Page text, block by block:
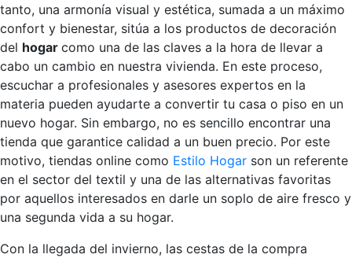
tanto, una armonía visual y estética, sumada a un máximo
confort y bienestar, sitúa a los productos de decoración
del hogar como una de las claves a la hora de llevar a
cabo un cambio en nuestra vivienda. En este proceso,
escuchar a profesionales y asesores expertos en la
materia pueden ayudarte a convertir tu casa o piso en un
nuevo hogar. Sin embargo, no es sencillo encontrar una
tienda que garantice calidad a un buen precio. Por este
motivo, tiendas online como Estilo Hogar son un referente
en el sector del textil y una de las alternativas favoritas
por aquellos interesados en darle un soplo de aire fresco y
una segunda vida a su hogar.
Con la llegada del invierno, las cestas de la compra